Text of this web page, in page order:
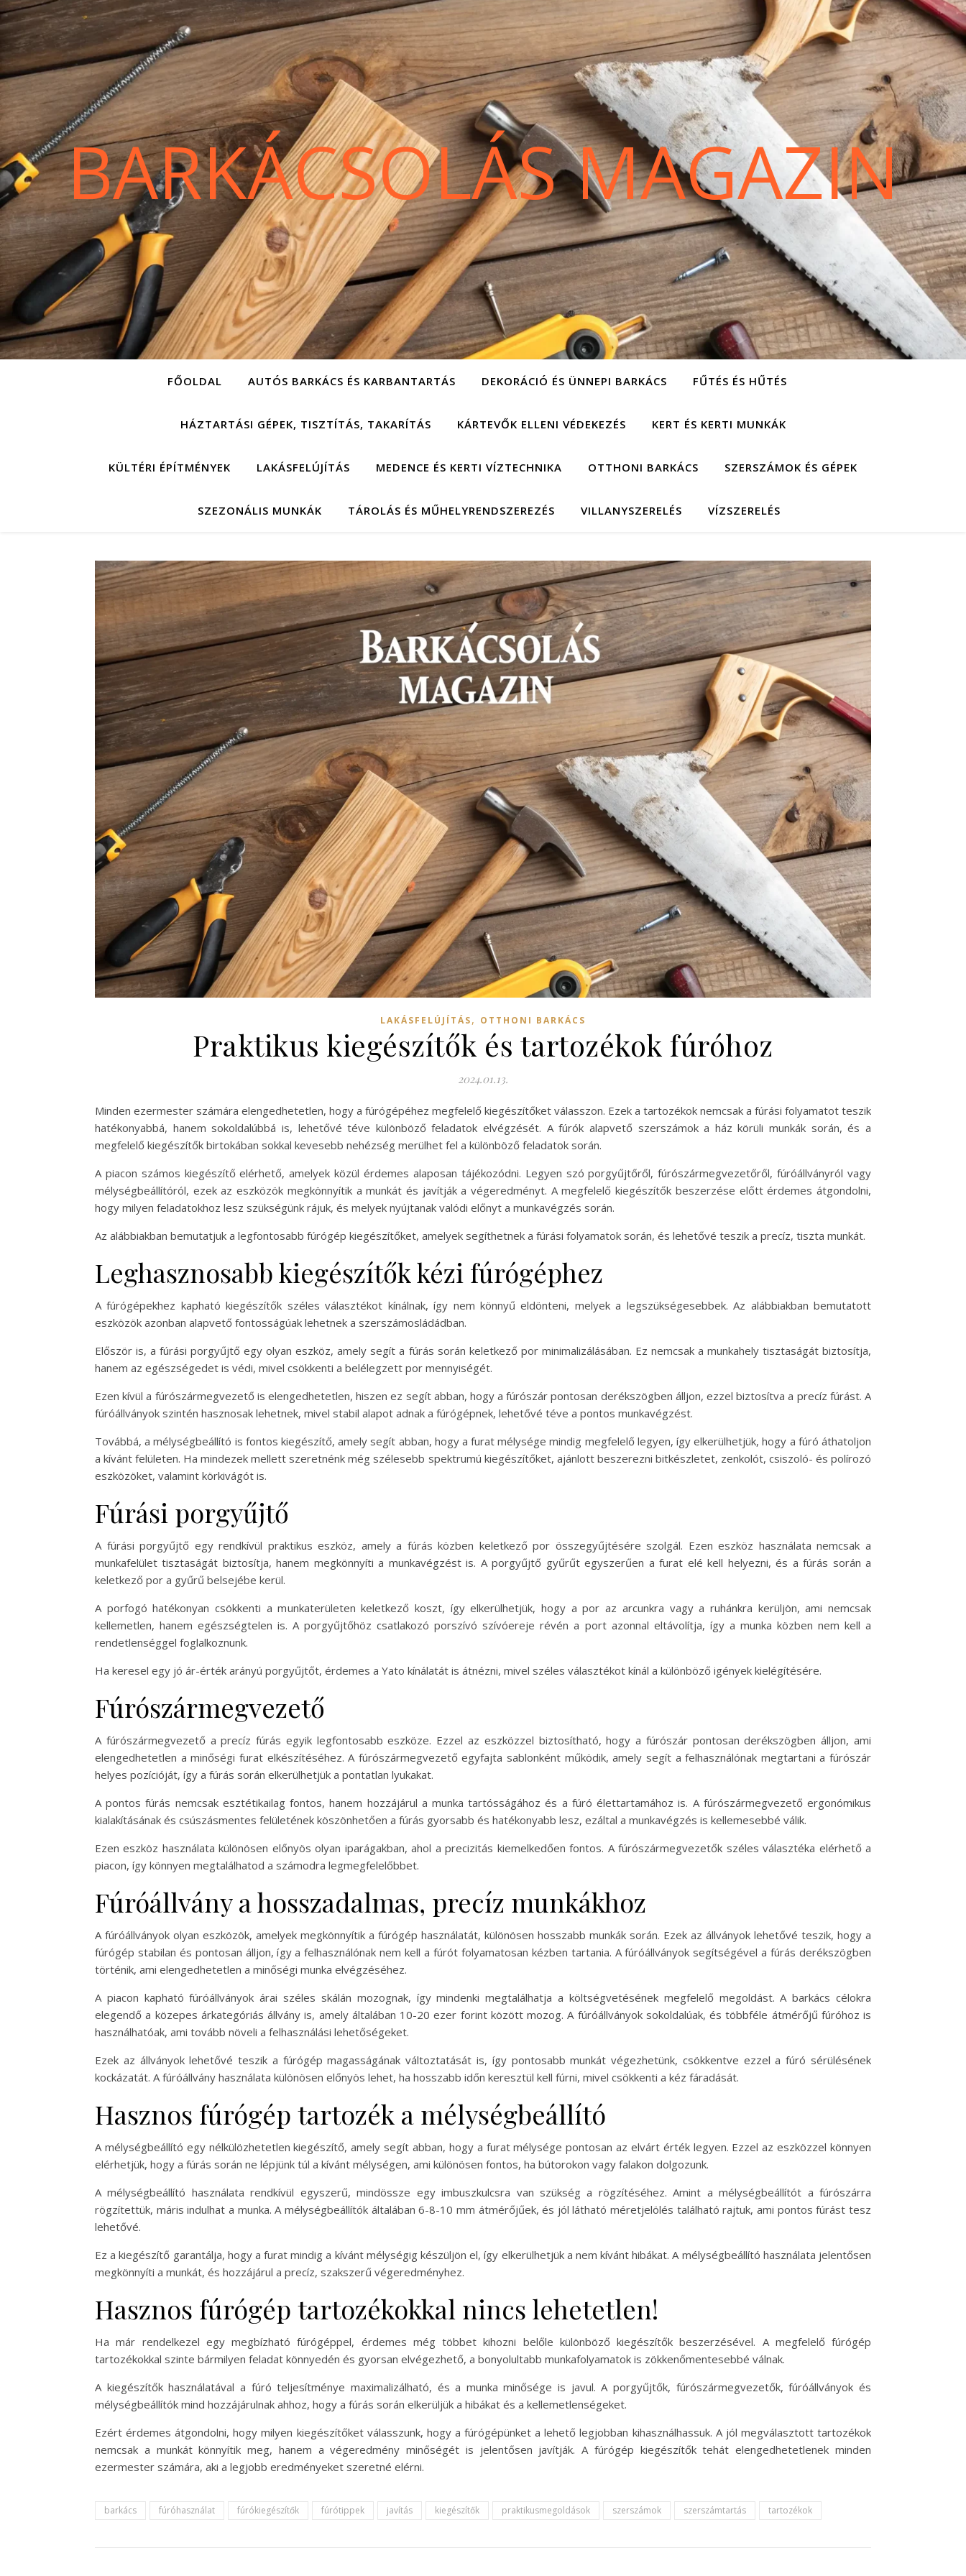
BARKÁCSOLÁS MAGAZIN
FŐOLDAL AUTÓS BARKÁCS ÉS KARBANTARTÁS DEKORÁCIÓ ÉS ÜNNEPI BARKÁCS FŰTÉS ÉS HŰTÉS
HÁZTARTÁSI GÉPEK, TISZTÍTÁS, TAKARÍTÁS KÁRTEVŐK ELLENI VÉDEKEZÉS KERT ÉS KERTI MUNKÁK
KÜLTÉRI ÉPÍTMÉNYEK LAKÁSFELÚJÍTÁS MEDENCE ÉS KERTI VÍZTECHNIKA OTTHONI BARKÁCS SZERSZÁMOK ÉS GÉPEK
SZEZONÁLIS MUNKÁK TÁROLÁS ÉS MŰHELYRENDSZEREZÉS VILLANYSZERELÉS VÍZSZERELÉS
LAKÁSFELÚJÍTÁS, OTTHONI BARKÁCS
Praktikus kiegészítők és tartozékok fúróhoz
2024.01.13.
Minden ezermester számára elengedhetetlen, hogy a fúrógépéhez megfelelő kiegészítőket válasszon. Ezek a tartozékok nemcsak a fúrási folyamatot teszik
hatékonyabbá, hanem sokoldalúbbá is, lehetővé téve különböző feladatok elvégzését. A fúrók alapvető szerszámok a ház körüli munkák során, és a
megfelelő kiegészítők birtokában sokkal kevesebb nehézség merülhet fel a különböző feladatok során.
A piacon számos kiegészítő elérhető, amelyek közül érdemes alaposan tájékozódni. Legyen szó porgyűjtőről, fúrószármegvezetőről, fúróállványról vagy
mélységbeállítóról, ezek az eszközök megkönnyítik a munkát és javítják a végeredményt. A megfelelő kiegészítők beszerzése előtt érdemes átgondolni,
hogy milyen feladatokhoz lesz szükségünk rájuk, és melyek nyújtanak valódi előnyt a munkavégzés során.
Az alábbiakban bemutatjuk a legfontosabb fúrógép kiegészítőket, amelyek segíthetnek a fúrási folyamatok során, és lehetővé teszik a precíz, tiszta munkát.
Leghasznosabb kiegészítők kézi fúrógéphez
A fúrógépekhez kapható kiegészítők széles választékot kínálnak, így nem könnyű eldönteni, melyek a legszükségesebbek. Az alábbiakban bemutatott
eszközök azonban alapvető fontosságúak lehetnek a szerszámosládádban.
Először is, a fúrási porgyűjtő egy olyan eszköz, amely segít a fúrás során keletkező por minimalizálásában. Ez nemcsak a munkahely tisztaságát biztosítja,
hanem az egészségedet is védi, mivel csökkenti a belélegzett por mennyiségét.
Ezen kívül a fúrószármegvezető is elengedhetetlen, hiszen ez segít abban, hogy a fúrószár pontosan derékszögben álljon, ezzel biztosítva a precíz fúrást. A
fúróállványok szintén hasznosak lehetnek, mivel stabil alapot adnak a fúrógépnek, lehetővé téve a pontos munkavégzést.
Továbbá, a mélységbeállító is fontos kiegészítő, amely segít abban, hogy a furat mélysége mindig megfelelő legyen, így elkerülhetjük, hogy a fúró áthatoljon
a kívánt felületen. Ha mindezek mellett szeretnénk még szélesebb spektrumú kiegészítőket, ajánlott beszerezni bitkészletet, zenkolót, csiszoló- és polírozó
eszközöket, valamint körkivágót is.
Fúrási porgyűjtő
A fúrási porgyűjtő egy rendkívül praktikus eszköz, amely a fúrás közben keletkező por összegyűjtésére szolgál. Ezen eszköz használata nemcsak a
munkafelület tisztaságát biztosítja, hanem megkönnyíti a munkavégzést is. A porgyűjtő gyűrűt egyszerűen a furat elé kell helyezni, és a fúrás során a
keletkező por a gyűrű belsejébe kerül.
A porfogó hatékonyan csökkenti a munkaterületen keletkező koszt, így elkerülhetjük, hogy a por az arcunkra vagy a ruhánkra kerüljön, ami nemcsak
kellemetlen, hanem egészségtelen is. A porgyűjtőhöz csatlakozó porszívó szívóereje révén a port azonnal eltávolítja, így a munka közben nem kell a
rendetlenséggel foglalkoznunk.
Ha keresel egy jó ár-érték arányú porgyűjtőt, érdemes a Yato kínálatát is átnézni, mivel széles választékot kínál a különböző igények kielégítésére.
Fúrószármegvezető
A fúrószármegvezető a precíz fúrás egyik legfontosabb eszköze. Ezzel az eszközzel biztosítható, hogy a fúrószár pontosan derékszögben álljon, ami
elengedhetetlen a minőségi furat elkészítéséhez. A fúrószármegvezető egyfajta sablonként működik, amely segít a felhasználónak megtartani a fúrószár
helyes pozícióját, így a fúrás során elkerülhetjük a pontatlan lyukakat.
A pontos fúrás nemcsak esztétikailag fontos, hanem hozzájárul a munka tartósságához és a fúró élettartamához is. A fúrószármegvezető ergonómikus
kialakításának és csúszásmentes felületének köszönhetően a fúrás gyorsabb és hatékonyabb lesz, ezáltal a munkavégzés is kellemesebbé válik.
Ezen eszköz használata különösen előnyös olyan iparágakban, ahol a precizitás kiemelkedően fontos. A fúrószármegvezetők széles választéka elérhető a
piacon, így könnyen megtalálhatod a számodra legmegfelelőbbet.
Fúróállvány a hosszadalmas, precíz munkákhoz
A fúróállványok olyan eszközök, amelyek megkönnyítik a fúrógép használatát, különösen hosszabb munkák során. Ezek az állványok lehetővé teszik, hogy a
fúrógép stabilan és pontosan álljon, így a felhasználónak nem kell a fúrót folyamatosan kézben tartania. A fúróállványok segítségével a fúrás derékszögben
történik, ami elengedhetetlen a minőségi munka elvégzéséhez.
A piacon kapható fúróállványok árai széles skálán mozognak, így mindenki megtalálhatja a költségvetésének megfelelő megoldást. A barkács célokra
elegendő a közepes árkategóriás állvány is, amely általában 10-20 ezer forint között mozog. A fúróállványok sokoldalúak, és többféle átmérőjű fúróhoz is
használhatóak, ami tovább növeli a felhasználási lehetőségeket.
Ezek az állványok lehetővé teszik a fúrógép magasságának változtatását is, így pontosabb munkát végezhetünk, csökkentve ezzel a fúró sérülésének
kockázatát. A fúróállvány használata különösen előnyös lehet, ha hosszabb időn keresztül kell fúrni, mivel csökkenti a kéz fáradását.
Hasznos fúrógép tartozék a mélységbeállító
A mélységbeállító egy nélkülözhetetlen kiegészítő, amely segít abban, hogy a furat mélysége pontosan az elvárt érték legyen. Ezzel az eszközzel könnyen
elérhetjük, hogy a fúrás során ne lépjünk túl a kívánt mélységen, ami különösen fontos, ha bútorokon vagy falakon dolgozunk.
A mélységbeállító használata rendkívül egyszerű, mindössze egy imbuszkulcsra van szükség a rögzítéséhez. Amint a mélységbeállítót a fúrószárra
rögzítettük, máris indulhat a munka. A mélységbeállítók általában 6-8-10 mm átmérőjűek, és jól látható méretjelölés található rajtuk, ami pontos fúrást tesz
lehetővé.
Ez a kiegészítő garantálja, hogy a furat mindig a kívánt mélységig készüljön el, így elkerülhetjük a nem kívánt hibákat. A mélységbeállító használata jelentősen
megkönnyíti a munkát, és hozzájárul a precíz, szakszerű végeredményhez.
Hasznos fúrógép tartozékokkal nincs lehetetlen!
Ha már rendelkezel egy megbízható fúrógéppel, érdemes még többet kihozni belőle különböző kiegészítők beszerzésével. A megfelelő fúrógép
tartozékokkal szinte bármilyen feladat könnyedén és gyorsan elvégezhető, a bonyolultabb munkafolyamatok is zökkenőmentesebbé válnak.
A kiegészítők használatával a fúró teljesítménye maximalizálható, és a munka minősége is javul. A porgyűjtők, fúrószármegvezetők, fúróállványok és
mélységbeállítók mind hozzájárulnak ahhoz, hogy a fúrás során elkerüljük a hibákat és a kellemetlenségeket.
Ezért érdemes átgondolni, hogy milyen kiegészítőket válasszunk, hogy a fúrógépünket a lehető legjobban kihasználhassuk. A jól megválasztott tartozékok
nemcsak a munkát könnyítik meg, hanem a végeredmény minőségét is jelentősen javítják. A fúrógép kiegészítők tehát elengedhetetlenek minden
ezermester számára, aki a legjobb eredményeket szeretné elérni.
barkács fúróhasználat fúrókiegészítők fúrótippek javítás kiegészítők praktikusmegoldások szerszámok szerszámtartás tartozékok